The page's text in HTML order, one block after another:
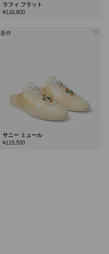
ラフィ フラット
¥116,600
新作
サニー ミュール
¥115,500